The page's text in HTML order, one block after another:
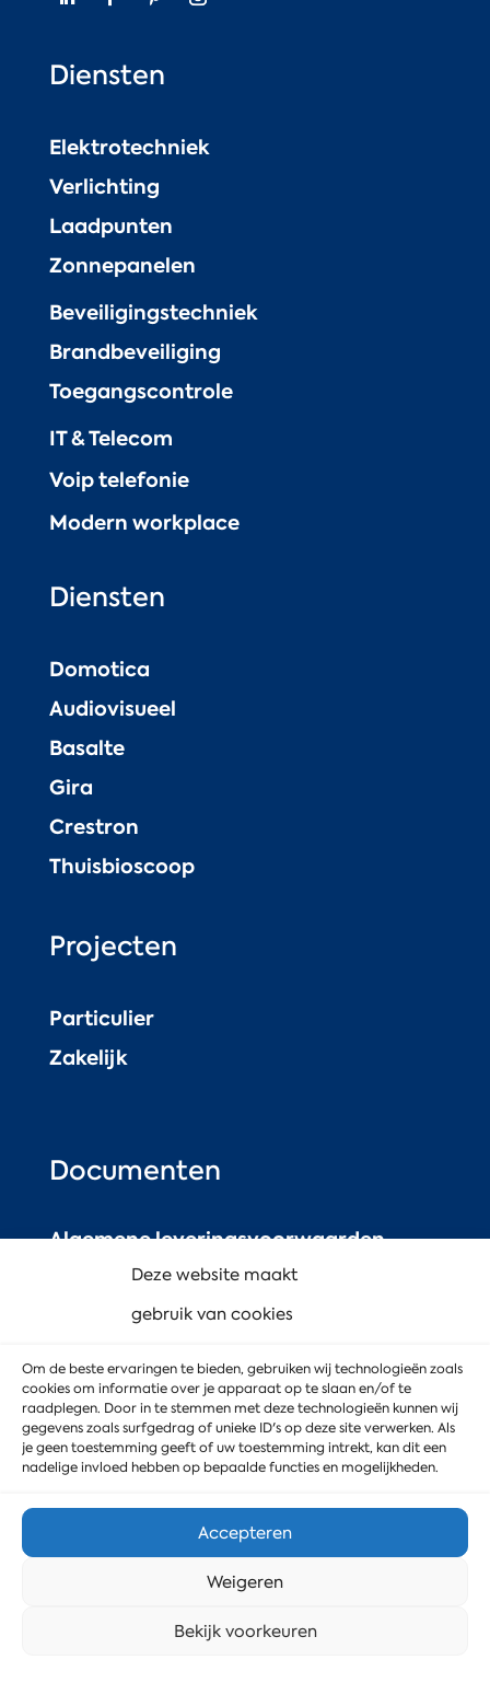
Deze website maakt
gebruik van cookies
Om de beste ervaringen te bieden, gebruiken wij technologieën zoals
cookies om informatie over je apparaat op te slaan en/of te
raadplegen. Door in te stemmen met deze technologieën kunnen wij
gegevens zoals surfgedrag of unieke ID's op deze site verwerken. Als
je geen toestemming geeft of uw toestemming intrekt, kan dit een
nadelige invloed hebben op bepaalde functies en mogelijkheden.
Accepteren
Weigeren
Bekijk voorkeuren
Diensten
Elektrotechniek
Verlichting
Laadpunten
Zonnepanelen
Beveiligingstechniek
Brandbeveiliging
Toegangscontrole
IT & Telecom
Voip telefonie
Modern workplace
Diensten
Domotica
Audiovisueel
Basalte
Gira
Crestron
Thuisbioscoop
Projecten
Particulier
Zakelijk
Documenten
Algemene leveringsvoorwaarden
Algemene voorwaarden (AVIC)
WKA-verklaring (MD Service
Beveiliging & IT B.V.)
Stuur ons een bericht